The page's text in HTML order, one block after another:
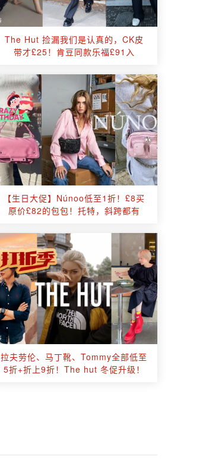
The Hut 捡漏我们是认真的，CK皮
带才£25！肯豆同款乐福£91入
【生日大促】Núnoo低至1折！£8买
原价£82的包包！托特，斜跨都有
拉夫劳伦、马丁靴、Tommy全部低至
5折+折上9折！The hut 冬促升级！